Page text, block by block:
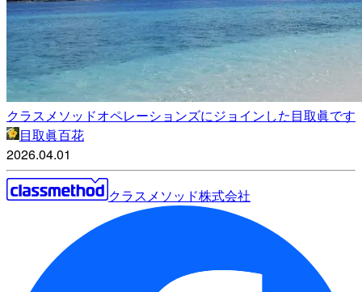
クラスメソッドオペレーションズにジョインした目取眞です
目取眞百花
2026.04.01
クラスメソッド株式会社